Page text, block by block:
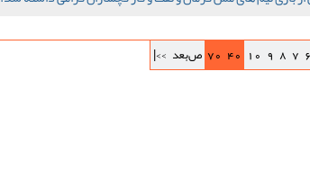
6
7
8
9
10
40
70 ص‌بعد >>|